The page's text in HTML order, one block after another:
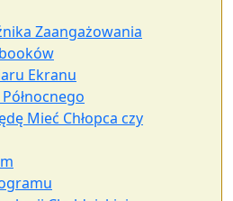
Zaangażowania
Ekranu
Mieć Chłopca czy